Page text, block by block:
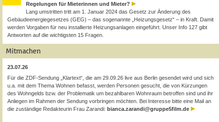
Regelungen für Mieterinnen und Mieter?
Lang umstritten tritt am 1. Januar 2024 das Gesetz zur Änderung des
Gebäudeenergiegesetzes (GEG) – das sogenannte „Heizungsgesetz“ – in Kraft. Damit
werden Vorgaben für neu installierte Heizungsanlagen eingeführt. Unser Info 127 gibt
Antworten auf die wichtigsten 15 Fragen.
Mitmachen
23.07.26
Für die ZDF-Sendung „Klartext“, die am 29.09.26 live aus Berlin gesendet wird und sich
u.a. mit dem Thema Wohnen befasst, werden Personen gesucht, die von Kürzungen
des Wohngelds bzw. der Problematik um bezahlbaren Wohnraum betroffen sind und ihr
Anliegen im Rahmen der Sendung vorbringen möchten. Bei Interesse bitte eine Mail an
die zuständige Redakteurin Frau Zarandi: bianca.zarandi@gruppe5film.de